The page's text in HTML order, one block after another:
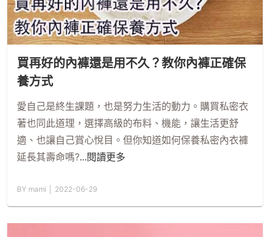
買再好的內褲還是用不久？教你內褲正確保
養方式
愛自己是終生課題，也是努力生活的動力。購買私密衣
著也同此道理，選擇高級的布料、機能，讓生活更舒
適、也讓自己賞心悅目。但你知道如何保養私密內衣褲
延長其壽命嗎?...閱讀更多
BY mami │ 2022-06-29